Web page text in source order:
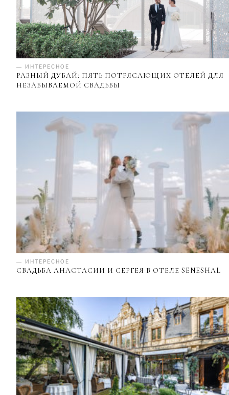
— ИНТЕРЕСНОЕ
РАЗНЫЙ ДУБАЙ: ПЯТЬ ПОТРЯСАЮЩИХ ОТЕЛЕЙ ДЛЯ
НЕЗАБЫВАЕМОЙ СВАДЬБЫ
— ИНТЕРЕСНОЕ
СВАДЬБА АНАСТАСИИ И СЕРГЕЯ В ОТЕЛЕ SENESHAL